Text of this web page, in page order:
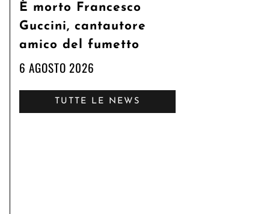
È morto Francesco
Guccini, cantautore
amico del fumetto
6 AGOSTO 2026
TUTTE LE NEWS